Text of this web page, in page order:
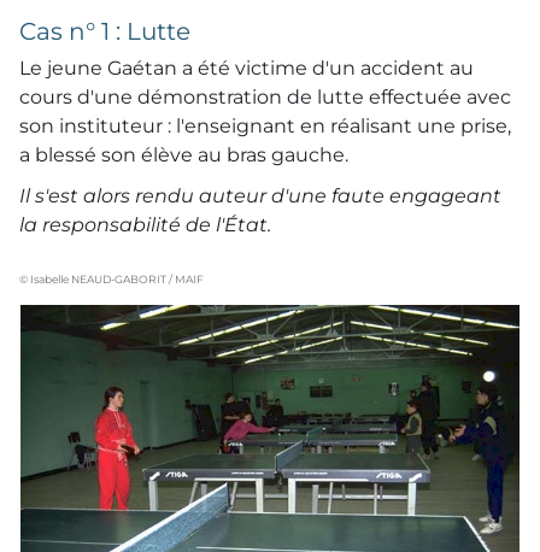
Cas n° 1 : Lutte
Le jeune Gaétan a été victime d'un accident au
cours d'une démonstration de lutte effectuée avec
son instituteur : l'enseignant en réalisant une prise,
a blessé son élève au bras gauche.
Il s'est alors rendu auteur d'une faute engageant
la responsabilité de l'État.
© Isabelle NEAUD-GABORIT / MAIF